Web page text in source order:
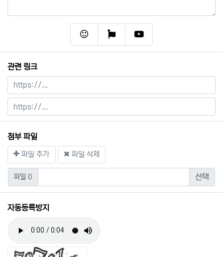
이모티콘폰트어썸동영상
관련 링크
첨부 파일
파일 추가 파일 삭제
파일 0
자동등록방지